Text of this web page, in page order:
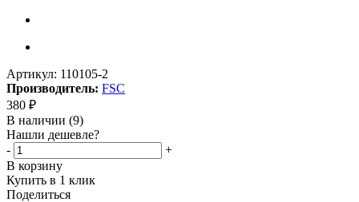
Артикул: 110105-2
Производитель: FSC
380 ₽
В наличии (9)
Нашли дешевле?
-
+
В корзину
Купить в 1 клик
Поделиться